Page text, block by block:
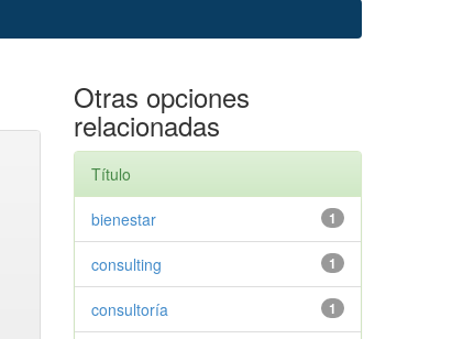
Otras opciones
relacionadas
Título
1
bienestar
1
consulting
1
consultoría